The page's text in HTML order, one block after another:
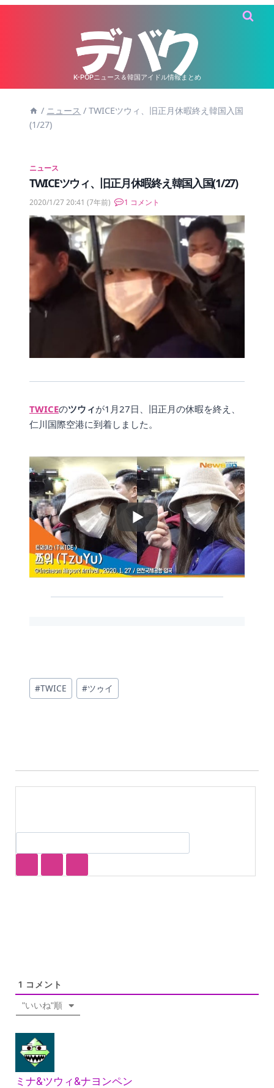
K-POPニュース＆韓国アイドル情報まとめ
/ ニュース / TWICEツウィ、旧正月休暇終え韓国入国
(1/27)
ニュース
TWICEツウィ、旧正月休暇終え韓国入国(1/27)
2020/1/27 20:41 (7年前) 1 コメント
TWICEのツウィが1月27日、旧正月の休暇を終え、
仁川国際空港に到着しました。
投
稿
#TWICE #ツゥイ
1 コメント
"いいね"順
ミナ&ツウィ&ナヨンペン